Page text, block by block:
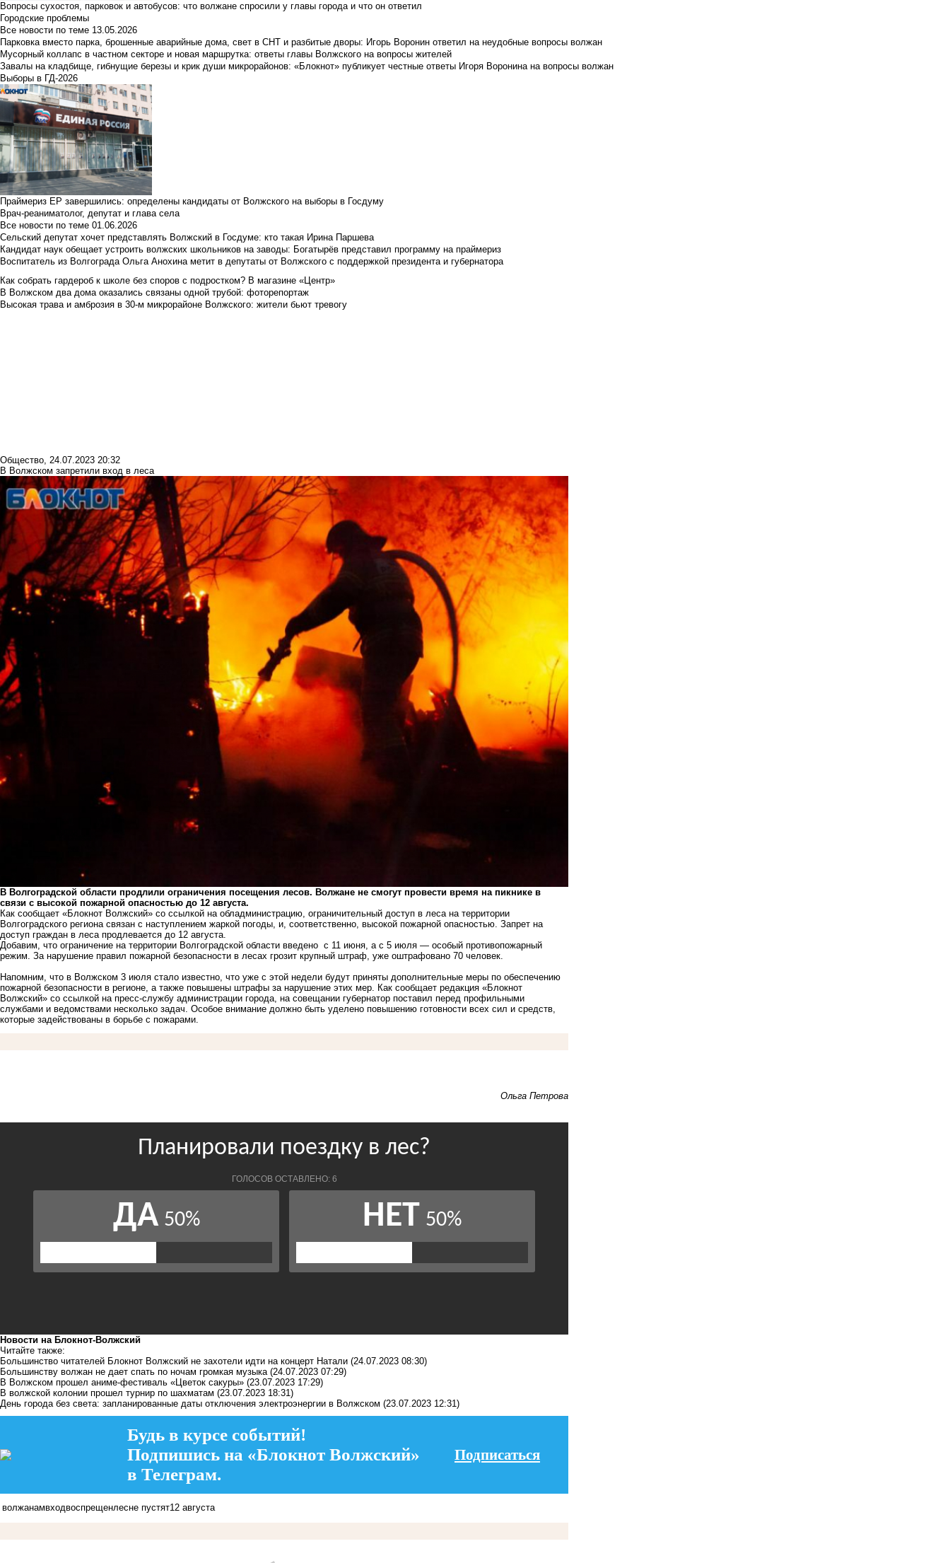
Вопросы сухостоя, парковок и автобусов: что волжане спросили у главы города и что он ответил
Городские проблемы
Все новости по теме 13.05.2026
Парковка вместо парка, брошенные аварийные дома, свет в СНТ и разбитые дворы: Игорь Воронин ответил на неудобные вопросы волжан
Мусорный коллапс в частном секторе и новая маршрутка: ответы главы Волжского на вопросы жителей
Завалы на кладбище, гибнущие березы и крик души микрорайонов: «Блокнот» публикует честные ответы Игоря Воронина на вопросы волжан
Выборы в ГД-2026
Праймериз ЕР завершились: определены кандидаты от Волжского на выборы в Госдуму
Врач-реаниматолог, депутат и глава села
Все новости по теме 01.06.2026
Сельский депутат хочет представлять Волжский в Госдуме: кто такая Ирина Паршева
Кандидат наук обещает устроить волжских школьников на заводы: Богатырёв представил программу на праймериз
Воспитатель из Волгограда Ольга Анохина метит в депутаты от Волжского с поддержкой президента и губернатора
Как собрать гардероб к школе без споров с подростком? В магазине «Центр»
В Волжском два дома оказались связаны одной трубой: фоторепортаж
Высокая трава и амброзия в 30‑м микрорайоне Волжского: жители бьют тревогу
Общество, 24.07.2023 20:32
В Волжском запретили вход в леса
В Волгоградской области продлили ограничения посещения лесов. Волжане не смогут провести время на пикнике в
связи с высокой пожарной опасностью до 12 августа.
Как сообщает «Блокнот Волжский» со ссылкой на обладминистрацию, ограничительный доступ в леса на территории
Волгоградского региона связан с наступлением жаркой погоды, и, соответственно, высокой пожарной опасностью. Запрет на
доступ граждан в леса продлевается до 12 августа.
Добавим, что ограничение на территории Волгоградской области введено с 11 июня, а с 5 июля — особый противопожарный
режим. За нарушение правил пожарной безопасности в лесах грозит крупный штраф, уже оштрафовано 70 человек.
Напомним, что в Волжском 3 июля стало известно, что уже с этой недели будут приняты дополнительные меры по обеспечению
пожарной безопасности в регионе, а также повышены штрафы за нарушение этих мер. Как сообщает редакция «Блокнот
Волжский» со ссылкой на пресс-службу администрации города, на совещании губернатор поставил перед профильными
службами и ведомствами несколько задач. Особое внимание должно быть уделено повышению готовности всех сил и средств,
которые задействованы в борьбе с пожарами.
Ольга Петрова
Новости на Блoкнoт-Волжский
Читайте также:
Большинство читателей Блокнот Волжский не захотели идти на концерт Натали (24.07.2023 08:30)
Большинству волжан не дает спать по ночам громкая музыка (24.07.2023 07:29)
В Волжском прошел аниме-фестиваль «Цветок сакуры» (23.07.2023 17:29)
В волжской колонии прошел турнир по шахматам (23.07.2023 18:31)
День города без света: запланированные даты отключения электроэнергии в Волжском (23.07.2023 12:31)
Будь в курсе событий!
Подпишись на «Блокнот Волжский»
в Телеграм.
Подписаться
волжанамвходвоспрещенлесне пустят12 августа